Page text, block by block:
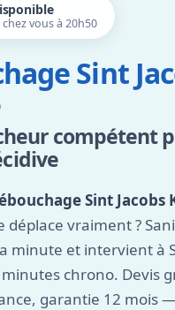
vous à 20h50
Sint
compétent
Sint Jacobs
déplace vraiment ?
minute et intervient à
chrono. Devis
garantie 12 mois